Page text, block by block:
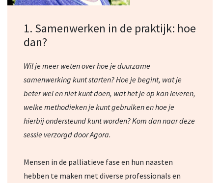
1. Samenwerken in de praktijk: hoe
dan?
Wil je meer weten overhoe je duurzame
samenwerking kunt starten? Hoe je begint, wat je
beter wel en niet kunt doen, wat het je op kan leveren,
welke methodieken je kunt gebruiken en hoe je
hierbij ondersteund kunt worden? Kom dan naar deze
sessie verzorgd door Agora.
Mensen in de palliatieve fase en hun naasten
hebben te maken met diverse professionals en